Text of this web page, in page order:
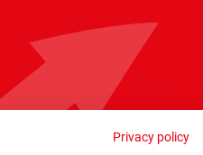
Privacy policy